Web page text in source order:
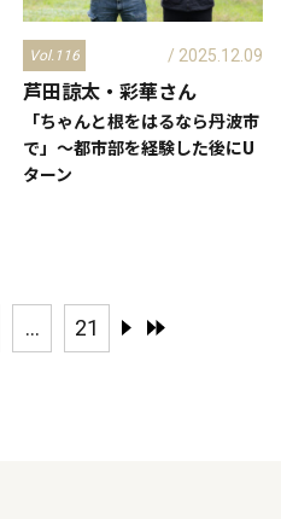
Vol.116
芦田諒太・彩華さん
/ 2025.12.09
「ちゃんと根をはるなら丹波市
で」～都市部を経験した後にU
ターン
... 21